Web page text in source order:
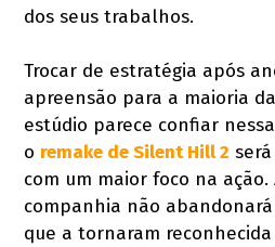
dos seus trabalhos.
Trocar de estratégia após
apreensão para a maioria
estúdio parece confiar
o remake de Silent Hill 2
com um maior foco na ação.
companhia não
que a tornaram